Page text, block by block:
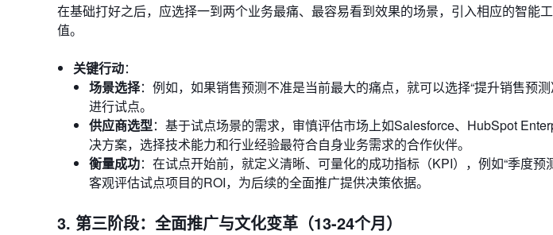
在基础打好之后，应选择一到两个业务最痛、最容易看到效果的场景，引入相应的智能
值。
关键行动：
场景选择：例如，如果销售预测不准是当前最大的痛点，就可以选择“提升销售预
进行试点。
供应商选型：基于试点场景的需求，审慎评估市场上如Salesforce、HubSpot
决方案，选择技术能力和行业经验最符合自身业务需求的合作伙伴。
衡量成功：在试点开始前，就定义清晰、可量化的成功指标（KPI），例如“季度
客观评估试点项目的ROI，为后续的全面推广提供决策依据。
3. 第三阶段：全面推广与文化变革（13-24个月）